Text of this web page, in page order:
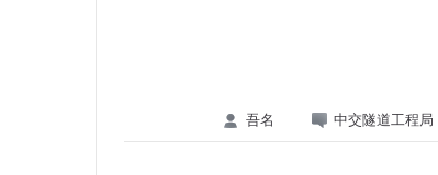
吾名 中交隧道工程局